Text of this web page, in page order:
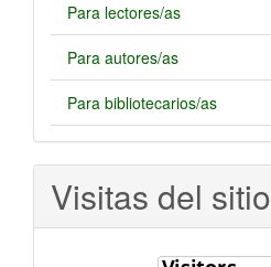
Para lectores/as
Para autores/as
Para bibliotecarios/as
Visitas del sitio